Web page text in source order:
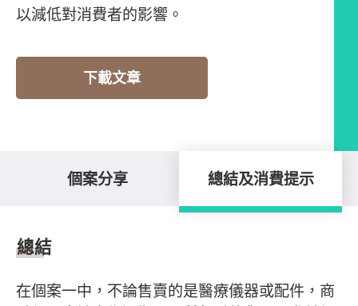
以減低對消費者的影響。
下載文章
個案分享 總結及消費提示
總結
在個案一中，不論售賣的是醫療儀器或配件，商